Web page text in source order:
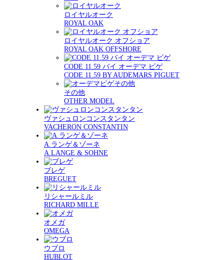
ロイヤルオーク
ROYAL OAK
ロイヤルオーク オフショア
ROYAL OAK OFFSHORE
CODE 11.59 バイ オーデマ ピゲ
CODE 11.59 BY AUDEMARS PIGUET
その他
OTHER MODEL
ヴァシュロンコンスタンタン
VACHERON CONSTANTIN
A.ランゲ＆ゾーネ
A.LANGE & SOHNE
ブレゲ
BREGUET
リシャールミル
RICHARD MILLE
オメガ
OMEGA
ウブロ
HUBLOT